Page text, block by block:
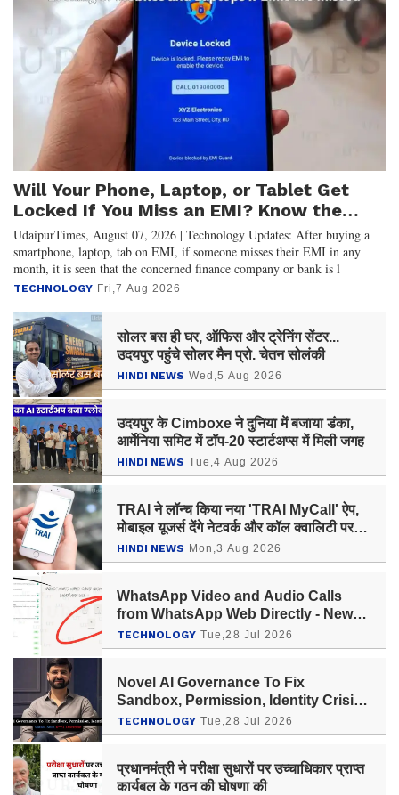
Will Your Phone, Laptop, or Tablet Get
Locked If You Miss an EMI? Know the
New RBI Guidelines
UdaipurTimes, August 07, 2026 | Technology Updates: After buying a
smartphone, laptop, tab on EMI, if someone misses their EMI in any
month, it is seen that the concerned finance company or bank is l
TECHNOLOGY Fri,7 Aug 2026
सोलर बस ही घर, ऑफिस और ट्रेनिंग सेंटर...
उदयपुर पहुंचे सोलर मैन प्रो. चेतन सोलंकी
HINDI NEWS Wed,5 Aug 2026
उदयपुर के Cimboxe ने दुनिया में बजाया डंका,
आर्मेनिया समिट में टॉप-20 स्टार्टअप्स में मिली जगह
HINDI NEWS Tue,4 Aug 2026
TRAI ने लॉन्च किया नया 'TRAI MyCall' ऐप,
मोबाइल यूजर्स देंगे नेटवर्क और कॉल क्वालिटी पर
फीडबैक
HINDI NEWS Mon,3 Aug 2026
WhatsApp Video and Audio Calls
from WhatsApp Web Directly - New
Features Launched!
TECHNOLOGY Tue,28 Jul 2026
Novel AI Governance To Fix
Sandbox, Permission, Identity Crisis:
Vatsal Soin 0→1 Doctrine
TECHNOLOGY Tue,28 Jul 2026
प्रधानमंत्री ने परीक्षा सुधारों पर उच्चाधिकार प्राप्त
कार्यबल के गठन की घोषणा की